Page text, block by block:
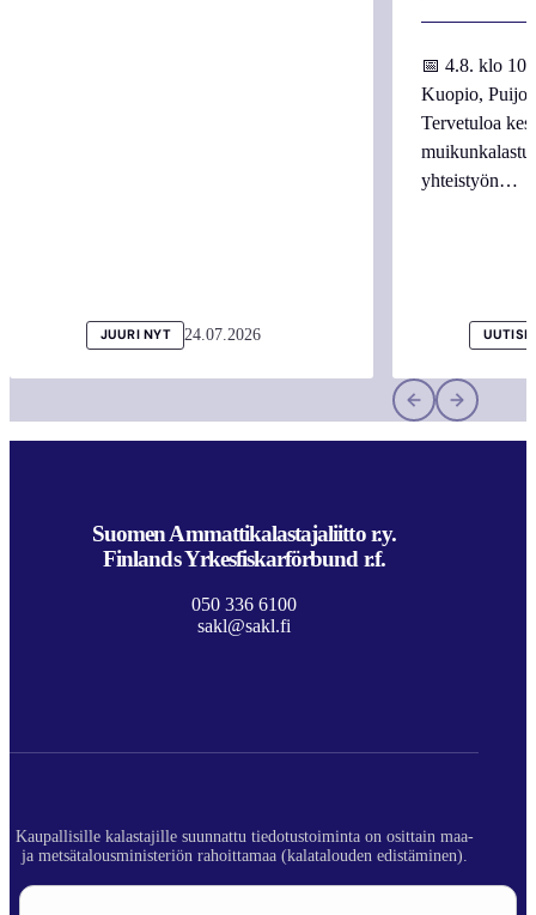
JUURI NYT 24.07.2026
📅 4.8. klo
Kuopio,
Tervetuloa
yhteistyön…
Suomen Ammattikalastajaliitto r.y.
Finlands Yrkesfiskarförbund r.f.
050 336 6100
sakl@sakl.fi
Kaupallisille kalastajille suunnattu tiedotustoiminta on osittain maa-
ja metsätalousministeriön rahoittamaa (kalatalouden edistäminen).